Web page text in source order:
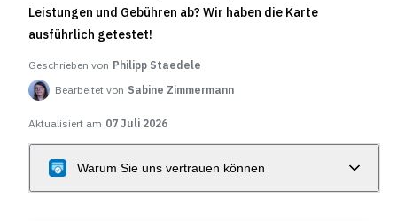
Leistungen und Gebühren ab? Wir haben die Karte
ausführlich getestet!
Geschrieben von Philipp Staedele
Bearbeitet von Sabine Zimmermann
Aktualisiert am 07 Juli 2026
Warum Sie uns vertrauen können